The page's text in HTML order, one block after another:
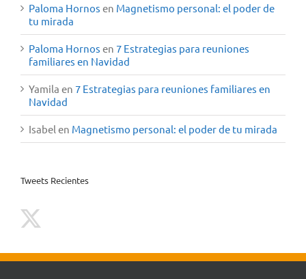
Paloma Hornos en Magnetismo personal: el poder de
tu mirada
Paloma Hornos en 7 Estrategias para reuniones
familiares en Navidad
Yamila en 7 Estrategias para reuniones familiares en
Navidad
Isabel en Magnetismo personal: el poder de tu mirada
Tweets Recientes